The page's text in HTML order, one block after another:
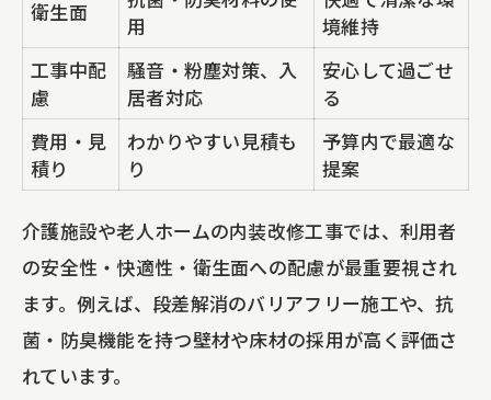
衛生面
用
境維持
工事中配
慮
騒音・粉塵対策、入
居者対応
安心して過ごせ
る
費用・見
積り
わかりやすい見積も
り
予算内で最適な
提案
介護施設や老人ホームの内装改修工事では、利用者
の安全性・快適性・衛生面への配慮が最重要視され
ます。例えば、段差解消のバリアフリー施工や、抗
菌・防臭機能を持つ壁材や床材の採用が高く評価さ
れています。